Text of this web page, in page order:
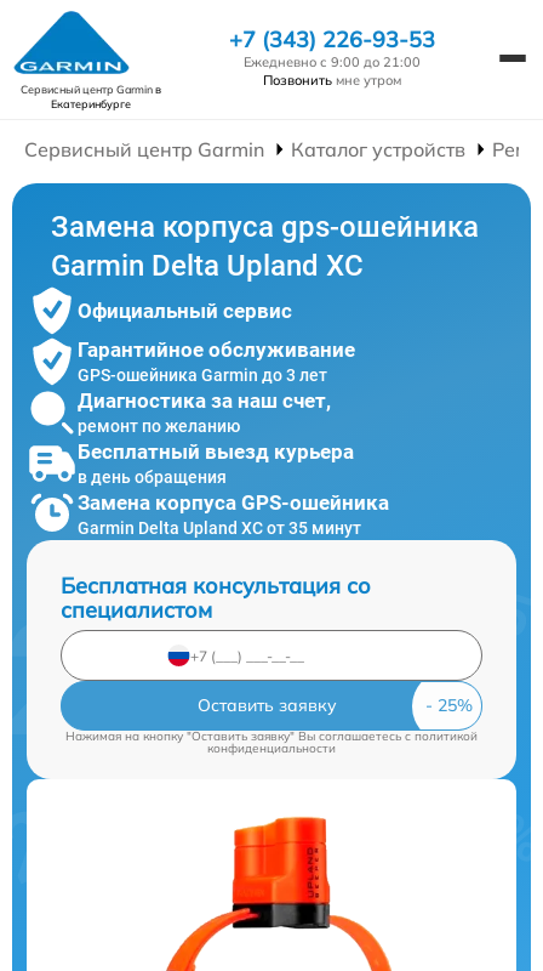
Сервисный центр Garminв
Екатеринбурге
+7 (343) 226-93-53
Ежедневно с 9:00 до 21:00
Позвонить мне утром
Сервисный центр Garmin Каталог устройств
Замена корпуса gps-ошейника
Garmin Delta Upland XC
Официальный сервис
Гарантийное обслуживание
GPS-ошейника Garmin до 3 лет
Диагностика за наш счет,
ремонт по желанию
Бесплатный выезд курьера
в день обращения
Замена корпуса GPS-ошейника
Garmin Delta Upland XC от 35 минут
Бесплатная консультация со
специалистом
Оставить заявку
Нажимая на кнопку "Оставить заявку" Вы соглашаетесь cполитикой
конфиденциальности